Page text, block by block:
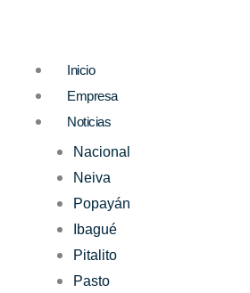
contenidoInicio
Empresa
Noticias
Nacional
Neiva
Popayán
Ibagué
Pitalito
Pasto